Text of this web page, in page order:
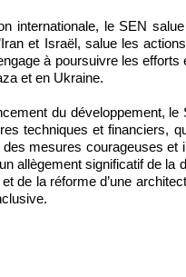
internationale, le SEN
et Israël, salue les
à poursuivre les efforts
et en Ukraine.
du développement, le
techniques et financiers,
mesures courageuses et
allègement significatif de la
de la réforme d’une